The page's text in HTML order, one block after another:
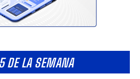
DE LA SEMANA